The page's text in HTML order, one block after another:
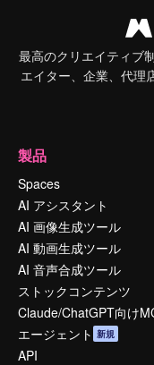
最高のクリエイティブ
エイター、企業、代理
製品
Spaces
AI アシスタント
AI 画像生成ツール
AI 動画生成ツール
AI 音声合成ツール
ストックコンテンツ
Claude/ChatGPT向け
エージェント 新規
API